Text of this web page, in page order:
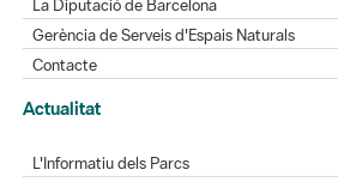
La Diputació de Barcelona
Gerència de Serveis d'Espais Naturals
Contacte
Actualitat
L'Informatiu dels Parcs